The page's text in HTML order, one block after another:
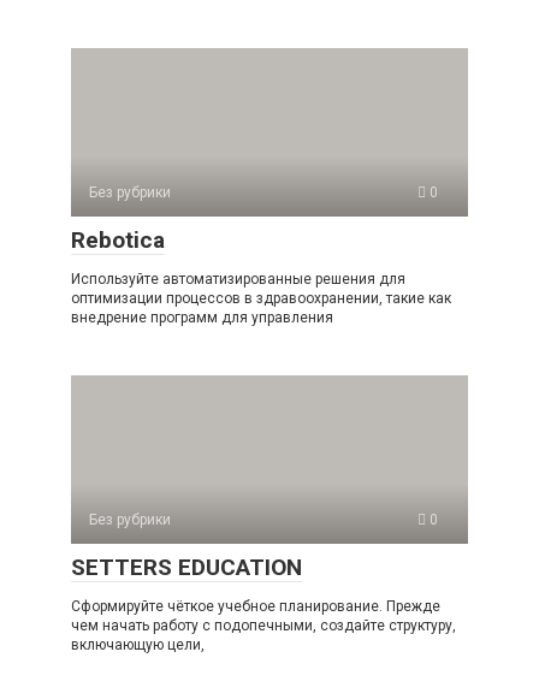
Без рубрики 0
Rebotica
Используйте автоматизированные решения для
оптимизации процессов в здравоохранении, такие как
внедрение программ для управления
Без рубрики 0
SETTERS EDUCATION
Сформируйте чёткое учебное планирование. Прежде
чем начать работу с подопечными, создайте структуру,
включающую цели,